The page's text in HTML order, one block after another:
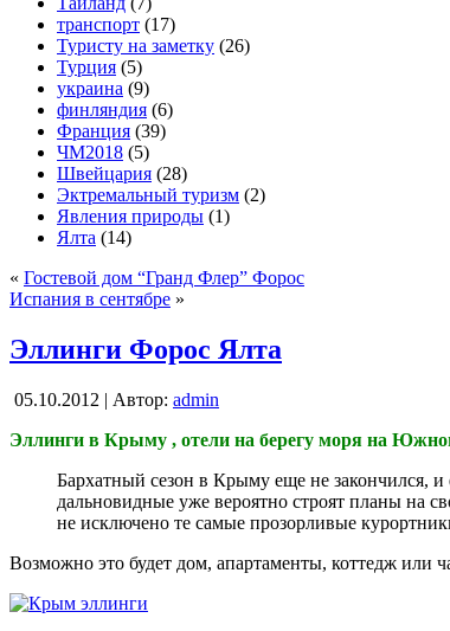
транспорт (17)
Туристу на заметку (26)
Турция (5)
украина (9)
финляндия (6)
Франция (39)
ЧМ2018 (5)
Швейцария (28)
Эктремальный туризм (2)
Явления природы (1)
Ялта (14)
« Гостевой дом “Гранд Флер” Форос
Испания в сентябре »
Эллинги Форос Ялта
05.10.2012 | Автор: admin
Эллинги в Крыму , отели на берегу моря на
Бархатный сезон в Крыму еще не закончился,
дальновидные уже вероятно строят планы на
не исключено те самые прозорливые
Возможно это будет дом, апартаменты, коттедж или